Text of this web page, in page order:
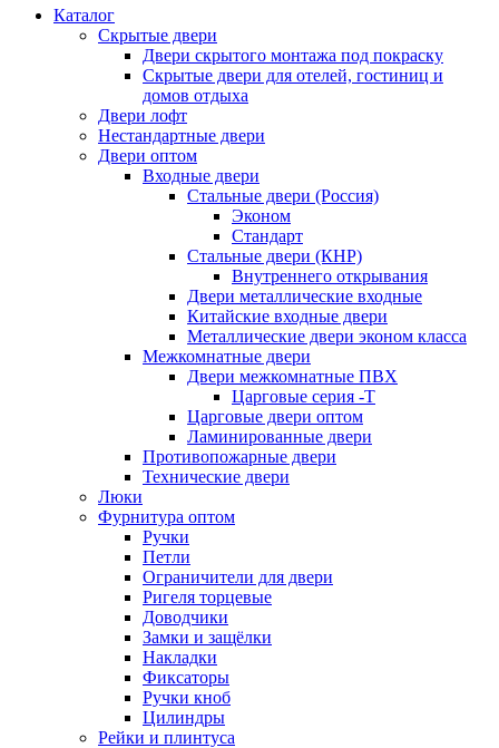
Каталог
Скрытые двери
Двери скрытого монтажа под покраску
Скрытые двери для отелей, гостиниц и
домов отдыха
Двери лофт
Нестандартные двери
Двери оптом
Входные двери
Стальные двери (Россия)
Эконом
Стандарт
Стальные двери (КНР)
Внутреннего открывания
Двери металлические входные
Китайские входные двери
Металлические двери эконом класса
Межкомнатные двери
Двери межкомнатные ПВХ
Царговые серия -Т
Царговые двери оптом
Ламинированные двери
Противопожарные двери
Технические двери
Люки
Фурнитура оптом
Ручки
Петли
Ограничители для двери
Ригеля торцевые
Доводчики
Замки и защёлки
Накладки
Фиксаторы
Ручки кноб
Цилиндры
Рейки и плинтуса